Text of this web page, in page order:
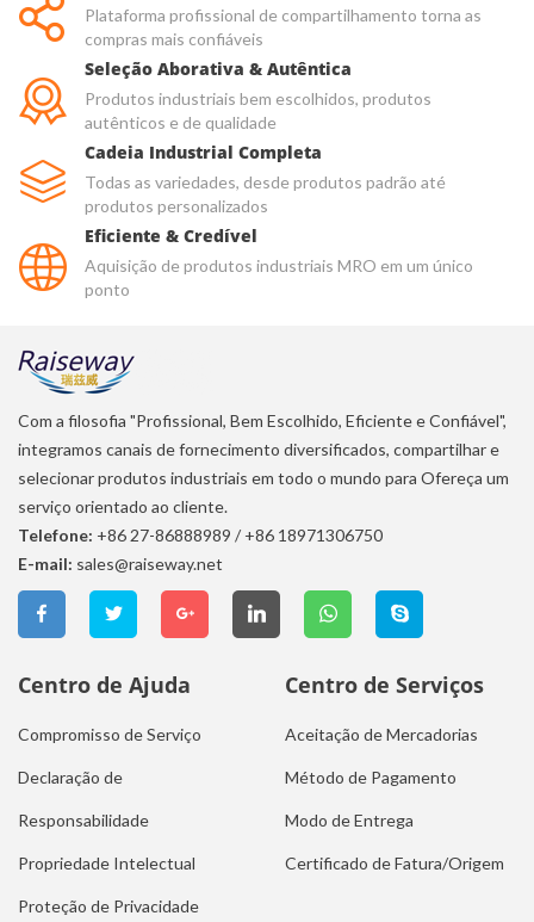
Plataforma profissional de compartilhamento torna as
compras mais confiáveis
Seleção Aborativa & Autêntica
Produtos industriais bem escolhidos, produtos
autênticos e de qualidade
Cadeia Industrial Completa
Todas as variedades, desde produtos padrão até
produtos personalizados
Eficiente & Credível
Aquisição de produtos industriais MRO em um único
ponto
Com a filosofia "Profissional, Bem Escolhido, Eficiente e Confiável",
integramos canais de fornecimento diversificados, compartilhar e
selecionar produtos industriais em todo o mundo para Ofereça um
serviço orientado ao cliente.
Telefone: +86 27-86888989 / +86 18971306750
E-mail: sales@raiseway.net
Centro de Ajuda
Compromisso de Serviço
Declaração de
Responsabilidade
Propriedade Intelectual
Proteção de Privacidade
Centro de Serviços
Aceitação de Mercadorias
Método de Pagamento
Modo de Entrega
Certificado de Fatura/Origem